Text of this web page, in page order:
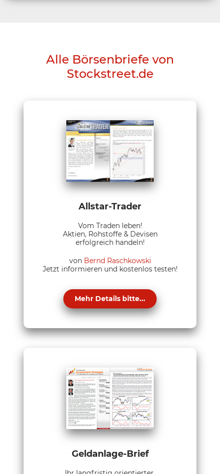
Alle Börsenbriefe von
Stockstreet.de
Allstar-Trader
Vom Traden leben!
Aktien, Rohstoffe & Devisen
erfolgreich handeln!
von Bernd Raschkowski
Jetzt informieren und kostenlos testen!
Mehr Details bitte...
Geldanlage-Brief